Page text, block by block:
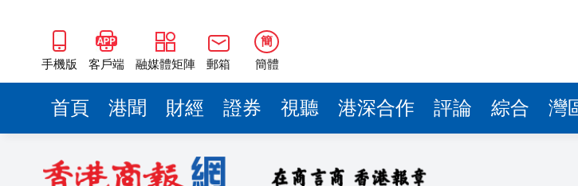
手機版 客戶端 融媒體矩陣 郵箱
簡
簡體
首頁 港聞 財經 證券 視聽 港深合作 評論 綜合 灣